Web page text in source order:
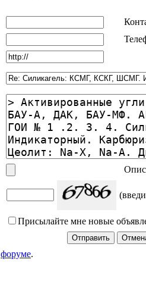
Присылайте мне новые
форуме.